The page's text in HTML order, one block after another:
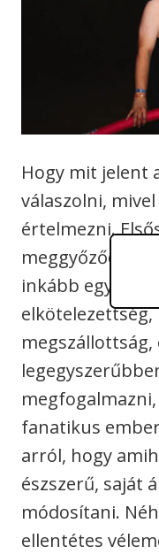
Hogy mit jelent
válaszolni,
értelmezni.
meggyőződés,
inkább egy
megszállottság,
fanatikus
arról, hogy
észszerű, saját
módosítani.
ellentétes